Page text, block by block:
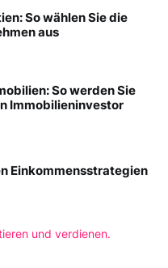
So wählen Sie die
aus
So werden Sie
Immobilieninvestor
Einkommensstrategien
und verdienen.